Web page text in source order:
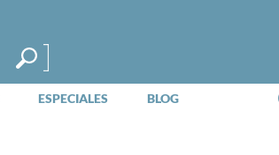
ESPECIALES BLOG